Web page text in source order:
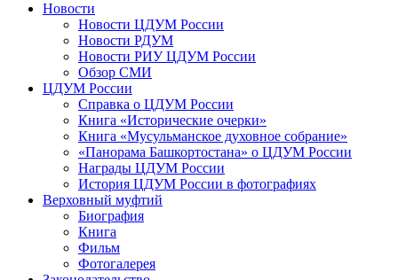
Новости
Новости ЦДУМ России
Новости РДУМ
Новости РИУ ЦДУМ России
Обзор СМИ
ЦДУМ России
Справка о ЦДУМ России
Книга «Исторические очерки»
Книга «Мусульманское духовное собрание»
«Панорама Башкортостана» о ЦДУМ России
Награды ЦДУМ России
История ЦДУМ России в фотографиях
Верховный муфтий
Биография
Книга
Фильм
Фотогалерея